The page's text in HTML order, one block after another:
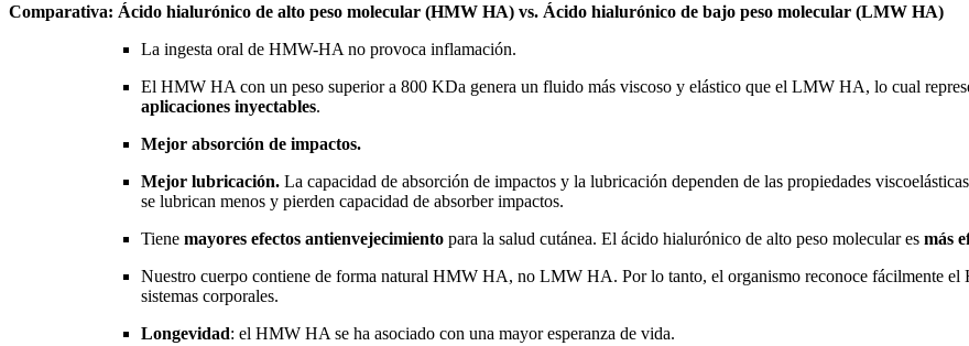
Comparativa: Ácido hialurónico de alto peso molecular (HMW HA) vs. Ácido hialurónico de bajo peso molecular (LMW HA)
La ingesta oral de HMW-HA no provoca inflamación.
El HMW HA con un peso superior a 800 KDa genera un fluido más viscoso y elástico que el LMW HA, lo cual
aplicaciones inyectables.
Mejor absorción de impactos.
Mejor lubricación. La capacidad de absorción de impactos y la lubricación dependen de las propiedades
se lubrican menos y pierden capacidad de absorber impactos.
Tiene mayores efectos antienvejecimiento para la salud cutánea. El ácido hialurónico de alto peso molecular es más
Nuestro cuerpo contiene de forma natural HMW HA, no LMW HA. Por lo tanto, el organismo reconoce fácilmente
sistemas corporales.
Longevidad: el HMW HA se ha asociado con una mayor esperanza de vida.